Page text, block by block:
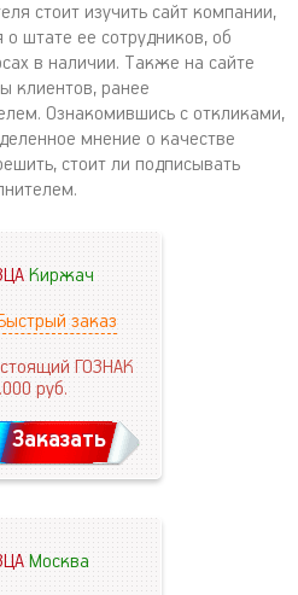
стоит изучить сайт компании,
штате ее сотрудников, об
в наличии. Также на сайте
клиентов, ранее
Ознакомившись с откликами,
мнение о качестве
стоит ли подписывать
Киржач
заказ
ГОЗНАК
руб.
Заказать
Москва